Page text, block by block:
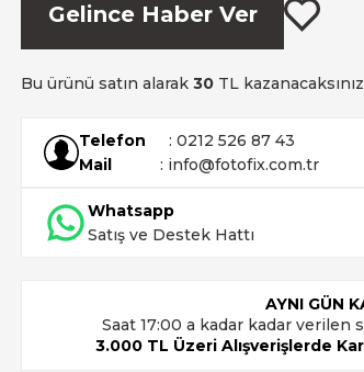
Gelince Haber Ver
Bu ürünü satın alarak 30 TL
Telefon
: 0212 526 87 43
Mail
: info@fotofix.com.tr
Whatsapp
Satış ve Destek Hattı
AYNI GÜN
Saat 17:00 a kadar kadar verilen
3.000 TL Üzeri Alışverişlerde